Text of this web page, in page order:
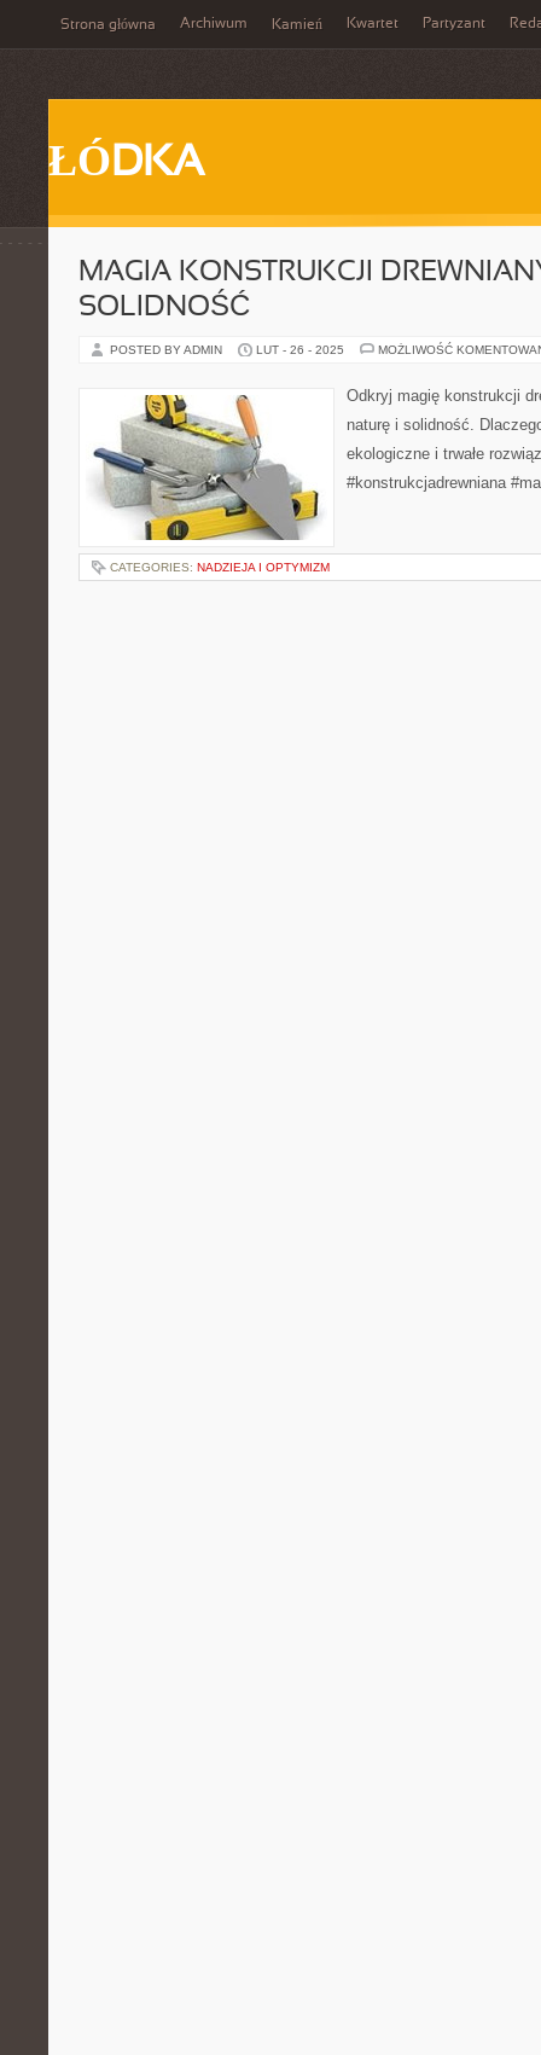
Strona główna Archiwum Kamień Kwartet Partyzant
ŁÓDKA
MAGIA KONSTRUKCJI
SOLIDNOŚĆ
POSTED BY ADMIN LUT - 26 - 2025 MOŻLIWOŚĆ
Odkryj magię konstrukcji
naturę i solidność.
ekologiczne i trwałe
#konstrukcjadrewniana
CATEGORIES: NADZIEJA I OPTYMIZM